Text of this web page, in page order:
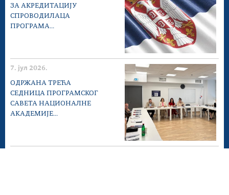
ЗА АКРЕДИТАЦИЈУ
СПРОВОДИЛАЦА
ПРОГРАМА...
7. јул 2026.
ОДРЖАНА ТРЕЋА
СЕДНИЦА ПРОГРАМСКОГ
САВЕТА НАЦИОНАЛНЕ
АКАДЕМИЈЕ...